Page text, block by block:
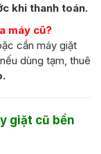
khi thanh toán.
máy cũ?
cần máy giặt
dùng tạm, thuê
giặt cũ bền